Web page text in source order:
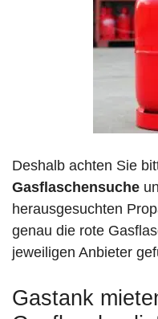
Deshalb achten Sie
Gasflaschensuche
herausgesuchten
genau die rote
jeweiligen Anbieter
Gastank